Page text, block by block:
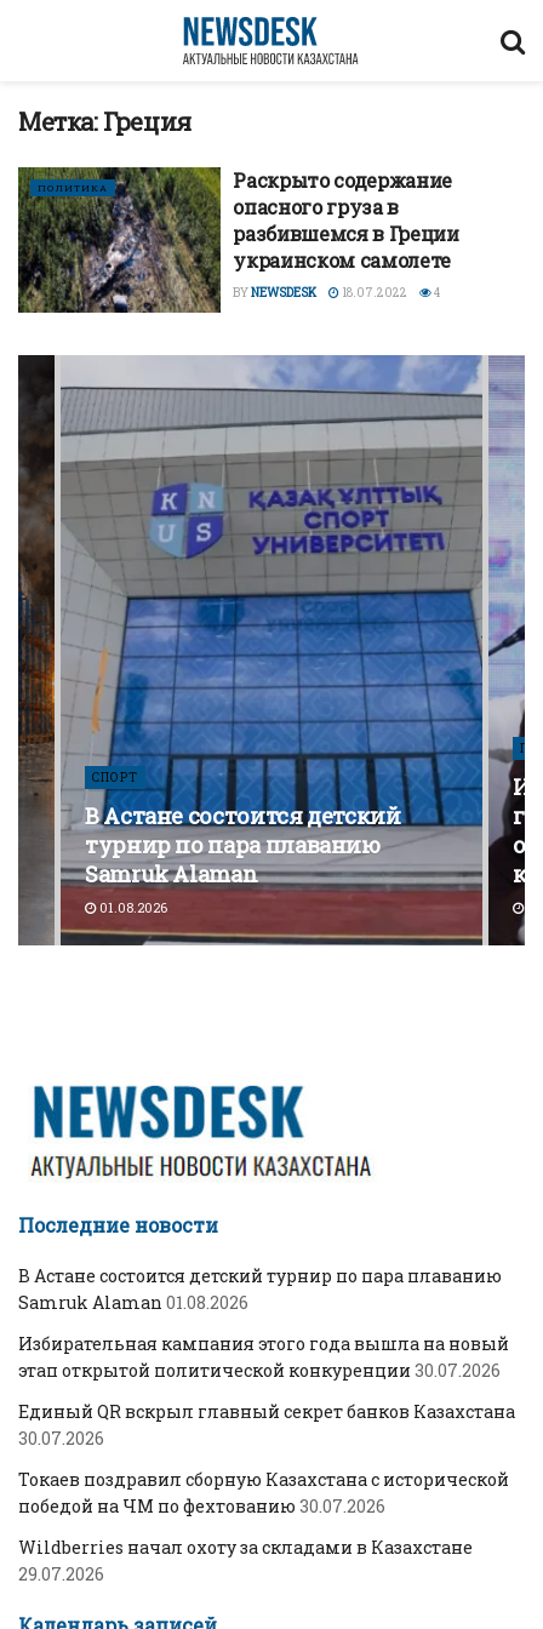
Метка:Греция
ПОЛИТИКА
Раскрыто содержание
опасного груза в
разбившемся в Греции
украинском самолете
BYNEWSDESK 18.07.2022 4
СПОРТ
В Астане состоится детский
турнир по пара плаванию
Samruk Alaman
01.08.2026
Последние новости
В Астане состоится детский турнир по пара плаванию
Samruk Alaman 01.08.2026
Избирательная кампания этого года вышла на новый
этап открытой политической конкуренции 30.07.2026
Единый QR вскрыл главный секрет банков Казахстана
30.07.2026
Токаев поздравил сборную Казахстана с исторической
победой на ЧМ по фехтованию 30.07.2026
Wildberries начал охоту за складами в Казахстане
29.07.2026